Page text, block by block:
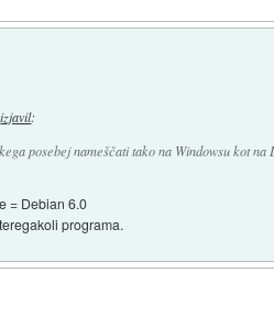
izjavil:
posebej nameščati tako na Windowsu kot na
= Debian 6.0
programa.